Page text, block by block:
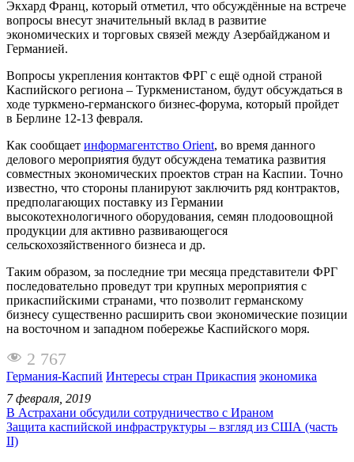
Экхард Франц, который отметил, что обсуждённые на встрече
вопросы внесут значительный вклад в развитие
экономических и торговых связей между Азербайджаном и
Германией.
Вопросы укрепления контактов ФРГ с ещё одной страной
Каспийского региона – Туркменистаном, будут обсуждаться в
ходе туркмено-германского бизнес-форума, который пройдет
в Берлине 12-13 февраля.
Как сообщает информагентство Orient, во время данного
делового мероприятия будут обсуждена тематика развития
совместных экономических проектов стран на Каспии. Точно
известно, что стороны планируют заключить ряд контрактов,
предполагающих поставку из Германии
высокотехнологичного оборудования, семян плодоовощной
продукции для активно развивающегося
сельскохозяйственного бизнеса и др.
Таким образом, за последние три месяца представители ФРГ
последовательно проведут три крупных мероприятия с
прикаспийскими странами, что позволит германскому
бизнесу существенно расширить свои экономические позиции
на восточном и западном побережье Каспийского моря.
2 767
Германия-Каспий Интересы стран Прикаспия экономика
7 февраля, 2019
В Астрахани обсудили сотрудничество с Ираном
Защита каспийской инфраструктуры – взгляд из США (часть
II)